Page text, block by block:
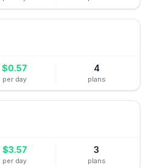
$0.57
per day
4
plans
$3.57
per day
3
plans